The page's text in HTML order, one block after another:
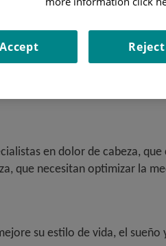
en dolor de cabeza,
que necesitan optimizar la
su estilo de vida, el
Reject
Accept